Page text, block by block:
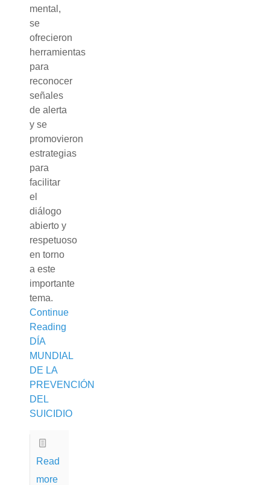
mental,
se
ofrecieron
herramientas
para
reconocer
señales
de alerta
y se
promovieron
estrategias
para
facilitar
el
diálogo
abierto y
respetuoso
en torno
a este
importante
tema.
Continue
Reading
DÍA
MUNDIAL
DE LA
PREVENCIÓN
DEL
SUICIDIO
Read
more